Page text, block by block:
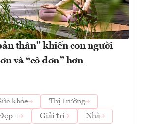
thân” khiến con người
và “cô đơn” hơn
khỏe
Thị trường
+ Giải trí
Nhà